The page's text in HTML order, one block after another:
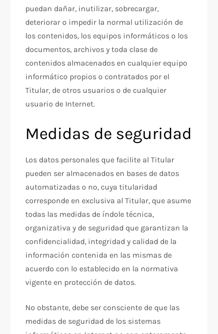
puedan dañar, inutilizar, sobrecargar,
deteriorar o impedir la normal utilización de
los contenidos, los equipos informáticos o los
documentos, archivos y toda clase de
contenidos almacenados en cualquier equipo
informático propios o contratados por el
Titular, de otros usuarios o de cualquier
usuario de Internet.
Medidas de seguridad
Los datos personales que facilite al Titular
pueden ser almacenados en bases de datos
automatizadas o no, cuya titularidad
corresponde en exclusiva al Titular, que asume
todas las medidas de índole técnica,
organizativa y de seguridad que garantizan la
confidencialidad, integridad y calidad de la
información contenida en las mismas de
acuerdo con lo establecido en la normativa
vigente en protección de datos.
No obstante, debe ser consciente de que las
medidas de seguridad de los sistemas